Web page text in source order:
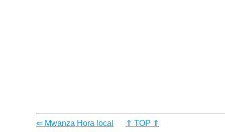
⇐ Mwanza Hora local ⇑ TOP ⇑